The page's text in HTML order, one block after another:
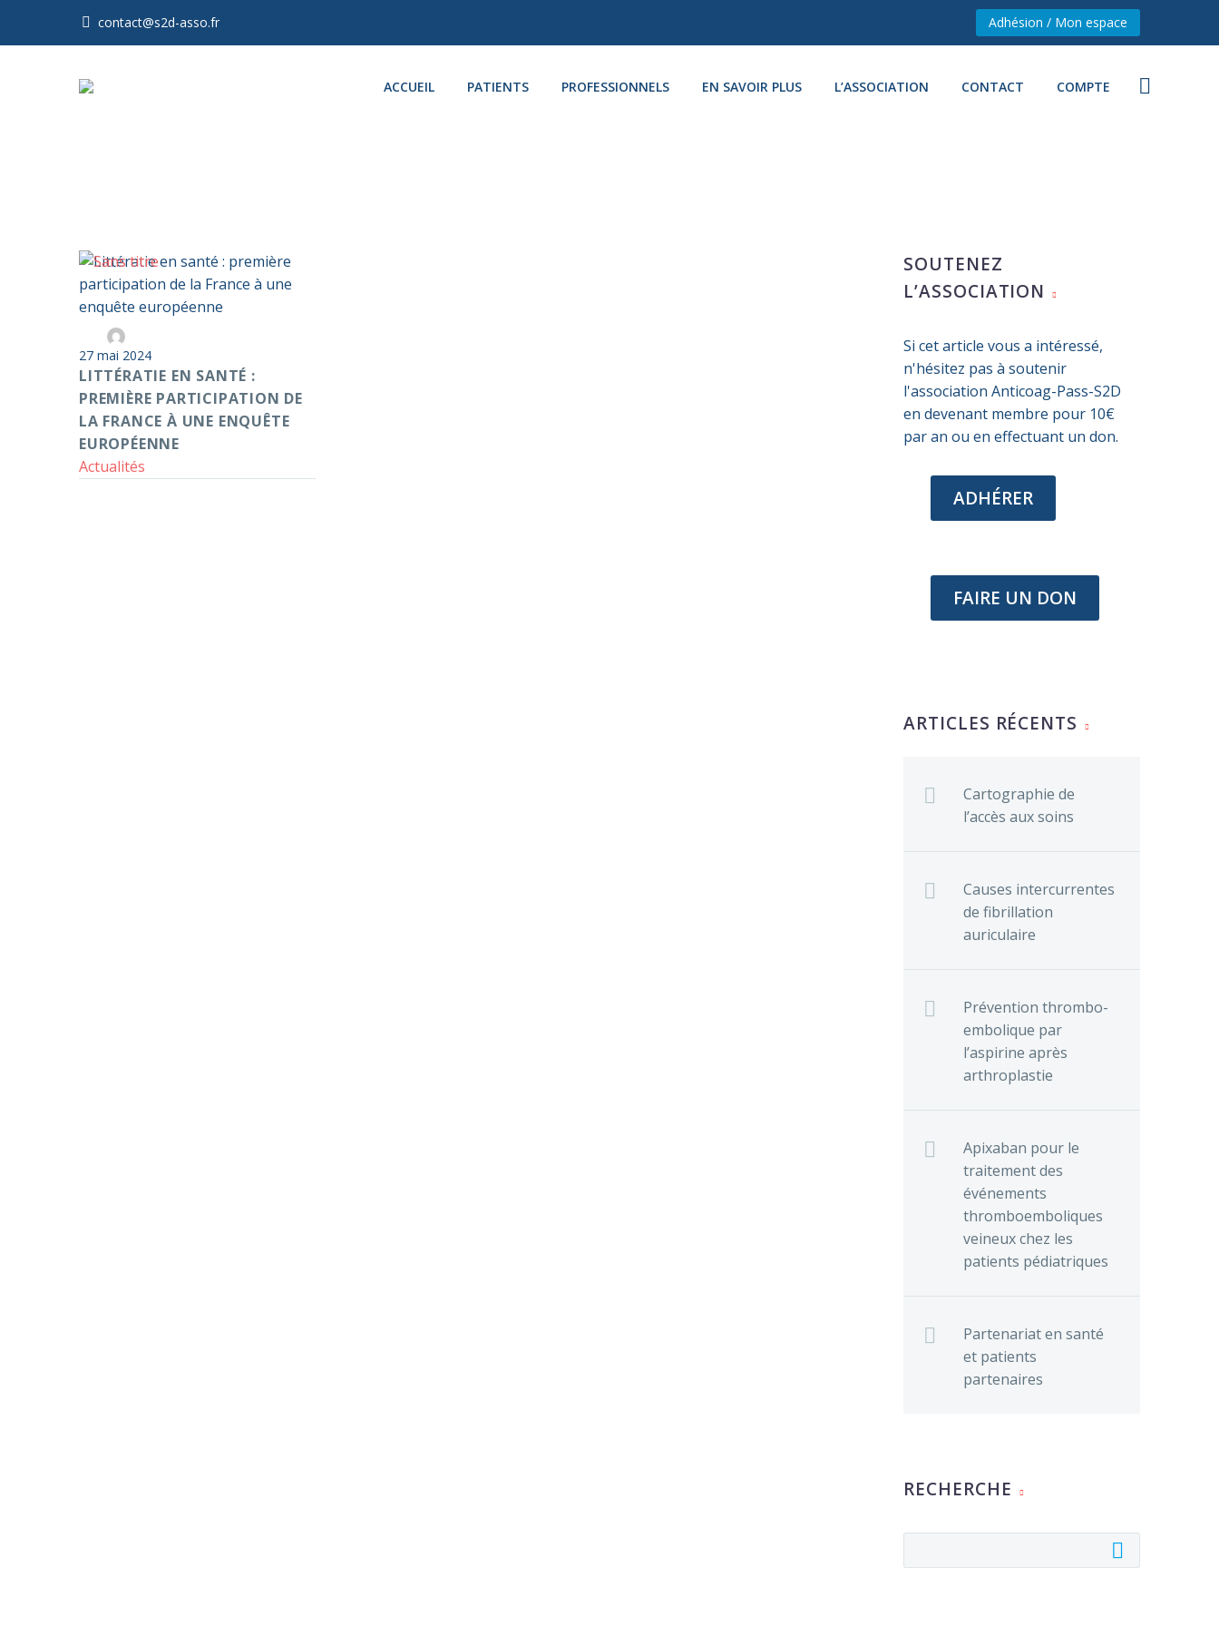
contact@s2d-asso.fr Adhésion / Mon espace
ACCUEIL PATIENTS PROFESSIONNELS EN SAVOIR PLUS L’ASSOCIATION CONTACT COMPTE
Littératie
en
santé
:
première
participation
de
27 mai 2024
LITTÉRATIE EN SANTÉ :
PREMIÈRE PARTICIPATION DE
LA FRANCE À UNE ENQUÊTE
EUROPÉENNE
Actualités
SOUTENEZ
L’ASSOCIATION
Si cet article vous a intéressé,
n'hésitez pas à soutenir
l'association Anticoag-Pass-S2D
en devenant membre pour 10€
par an ou en effectuant un don.
ADHÉRER
FAIRE UN DON
ARTICLES RÉCENTS
Cartographie de
l’accès aux soins
Causes intercurrentes
de fibrillation
auriculaire
Prévention thrombo-
embolique par
l’aspirine après
arthroplastie
Apixaban pour le
traitement des
événements
thromboemboliques
veineux chez les
patients pédiatriques
Partenariat en santé
et patients
partenaires
RECHERCHE